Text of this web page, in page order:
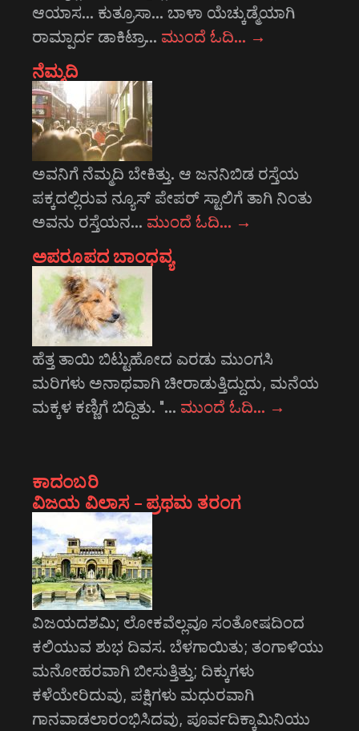
ಆಯಾಸ... ಕುತ್ರೂಸಾ... ಬಾಳಾ ಯೆಚ್ಕುಡ್ಮೆಯಾಗಿ
ರಾಮ್ಪಾರ್ದ ಡಾಕಿಟ್ರಾ… ಮುಂದೆ ಓದಿ… →
ನೆಮ್ಮದಿ
ಅವನಿಗೆ ನೆಮ್ಮದಿ ಬೇಕಿತ್ತು. ಆ ಜನನಿಬಿಡ ರಸ್ತೆಯ
ಪಕ್ಕದಲ್ಲಿರುವ ನ್ಯೂಸ್ ಪೇಪರ್ ಸ್ಟಾಲಿಗೆ ತಾಗಿ ನಿಂತು
ಅವನು ರಸ್ತೆಯನ… ಮುಂದೆ ಓದಿ… →
ಅಪರೂಪದ ಬಾಂಧವ್ಯ
ಹೆತ್ತ ತಾಯಿ ಬಿಟ್ಟುಹೋದ ಎರಡು ಮುಂಗಸಿ
ಮರಿಗಳು ಅನಾಥವಾಗಿ ಚೀರಾಡುತ್ತಿದ್ದುದು, ಮನೆಯ
ಮಕ್ಕಳ ಕಣ್ಣಿಗೆ ಬಿದ್ದಿತು. "… ಮುಂದೆ ಓದಿ… →
ಕಾದಂಬರಿ
ವಿಜಯ ವಿಲಾಸ – ಪ್ರಥಮ ತರಂಗ
ವಿಜಯದಶಮಿ; ಲೋಕವೆಲ್ಲವೂ ಸಂತೋಷದಿಂದ
ಕಲಿಯುವ ಶುಭ ದಿವಸ. ಬೆಳಗಾಯಿತು; ತಂಗಾಳಿಯು
ಮನೋಹರವಾಗಿ ಬೀಸುತ್ತಿತ್ತು; ದಿಕ್ಕುಗಳು
ಕಳೆಯೇರಿದುವು, ಪಕ್ಷಿಗಳು ಮಧುರವಾಗಿ
ಗಾನವಾಡಲಾರಂಭಿಸಿದವು, ಪೂರ್ವದಿಕ್ಕಾಮಿನಿಯು